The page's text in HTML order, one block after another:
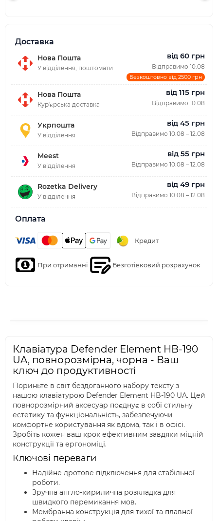
Доставка
Нова Пошта
У відділення, поштомати
від 60 грн
Відправимо 10.08
Безкоштовно від 2500 грн
Нова Пошта
Курʼєрська доставка
від 115 грн
Відправимо 10.08
Укрпошта
У відділення
від 45 грн
Відправимо 10.08 – 12.08
Meest
У відділення
від 55 грн
Відправимо 10.08 – 12.08
Rozetka Delivery
У відділення
від 49 грн
Відправимо 10.08 – 12.08
Оплата
Кредит
При отриманні Безготівковий розрахунок
Клавіатура Defender Element HB-190
UA, повнорозмірна, чорна - Ваш
ключ до продуктивності
Пориньте в світ бездоганного набору тексту з
нашою клавіатурою Defender Element HB-190 UA. Цей
повнорозмірний аксесуар поєднує в собі стильну
естетику та функціональність, забезпечуючи
комфортне користування як вдома, так і в офісі.
Зробіть кожен ваш крок ефективним завдяки міцній
конструкції та ергономіці.
Ключові переваги
Надійне дротове підключення для стабільної
роботи.
Зручна англо-кирилична розкладка для
швидкого перемикання мов.
Мембранна конструкція для тихої та плавної